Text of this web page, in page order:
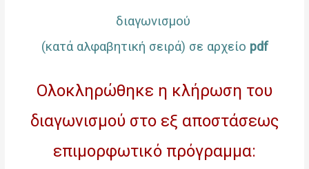
διαγωνισμού
(κατά αλφαβητική σειρά) σε αρχείο pdf
Ολοκληρώθηκε η κλήρωση του
διαγωνισμού στο εξ αποστάσεως
επιμορφωτικό πρόγραμμα: